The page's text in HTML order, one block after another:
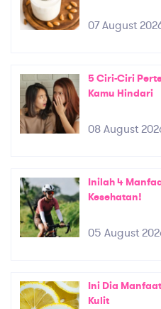
07 August
5 Ciri-Ciri
Kamu Hindari
08 August
Inilah 4
Kesehatan!
05 August
Ini Dia
Kulit